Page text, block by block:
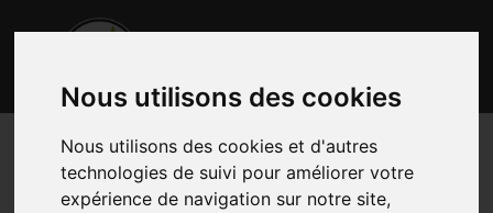
Nous utilisons des cookies
Nous utilisons des cookies et d'autres
technologies de suivi pour améliorer votre
expérience de navigation sur notre site,